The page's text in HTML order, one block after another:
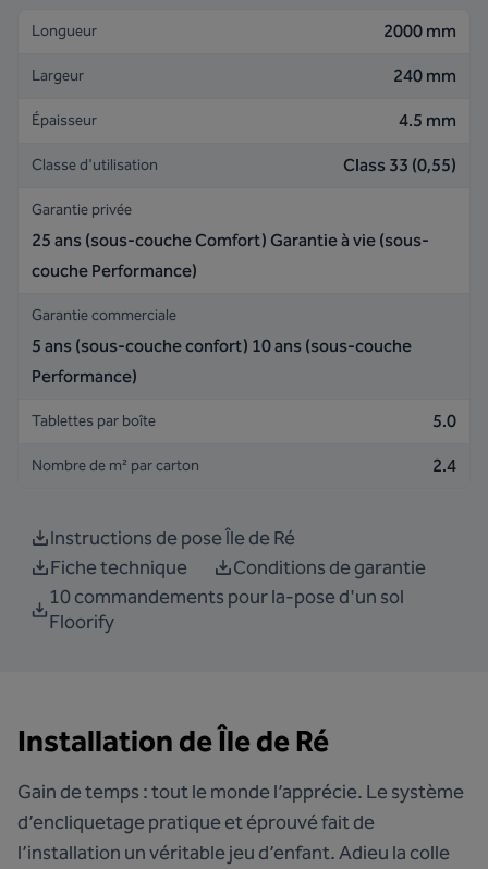
Longueur 2000 mm
Largeur 240 mm
Épaisseur 4.5 mm
Classe d'utilisation Class 33 (0,55)
Garantie privée
25 ans (sous-couche Comfort) Garantie à vie (sous-
couche Performance)
Garantie commerciale
5 ans (sous-couche confort) 10 ans (sous-couche
Performance)
Tablettes par boîte 5.0
Nombre de m² par carton 2.4
Instructions de pose Île de Ré
Fiche technique
Conditions de garantie
10 commandements pour la-pose d'un sol
Floorify
Installation de Île de Ré
Gain de temps : tout le monde l’apprécie. Le système
d’encliquetage pratique et éprouvé fait de
l’installation un véritable jeu d’enfant. Adieu la colle